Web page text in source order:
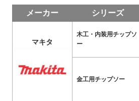
メーカー シリーズ
マキタ
木工・内装用チップソ
ー
金工用チップソー